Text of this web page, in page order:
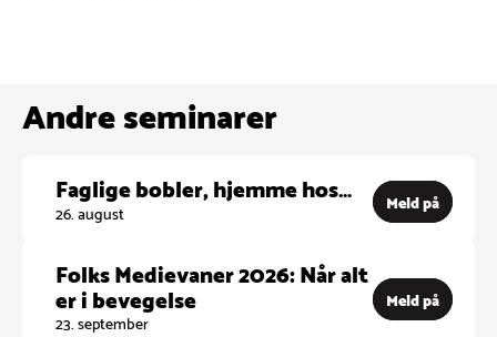
Andre seminarer
Faglige bobler, hjemme hos…
26. august Meld på
Folks Medievaner 2026: Når alt
er i bevegelse
23. september
Meld på